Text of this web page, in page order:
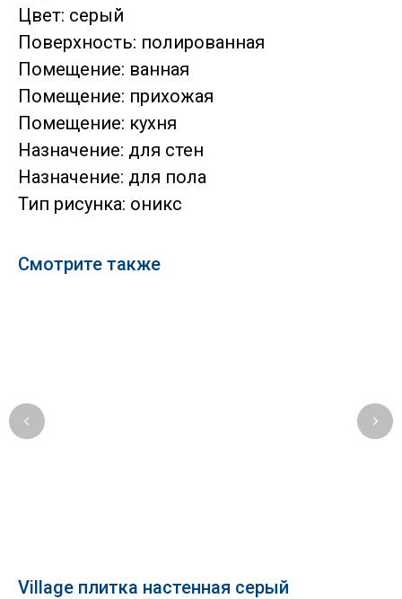
Цвет: серый
Поверхность: полированная
Помещение: ванная
Помещение: прихожая
Помещение: кухня
Назначение: для стен
Назначение: для пола
Тип рисунка: оникс
Смотрите также
Village плитка настенная серый